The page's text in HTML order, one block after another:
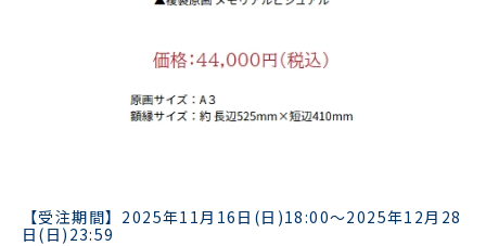
【受注期間】2025年11月16日(日)18:00～2025年12月28
日(日)23:59